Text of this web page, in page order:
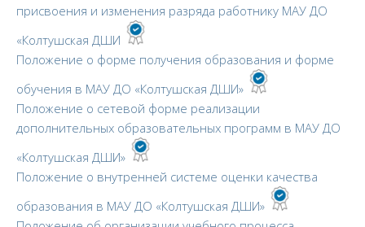
присвоения и изменения разряда работнику МАУ ДО
«Колтушская ДШИ
Положение о форме получения образования и форме
обучения в МАУ ДО «Колтушская ДШИ»
Положение о сетевой форме реализации
дополнительных образовательных программ в МАУ ДО
«Колтушская ДШИ»
Положение о внутренней системе оценки качества
образования в МАУ ДО «Колтушская ДШИ»